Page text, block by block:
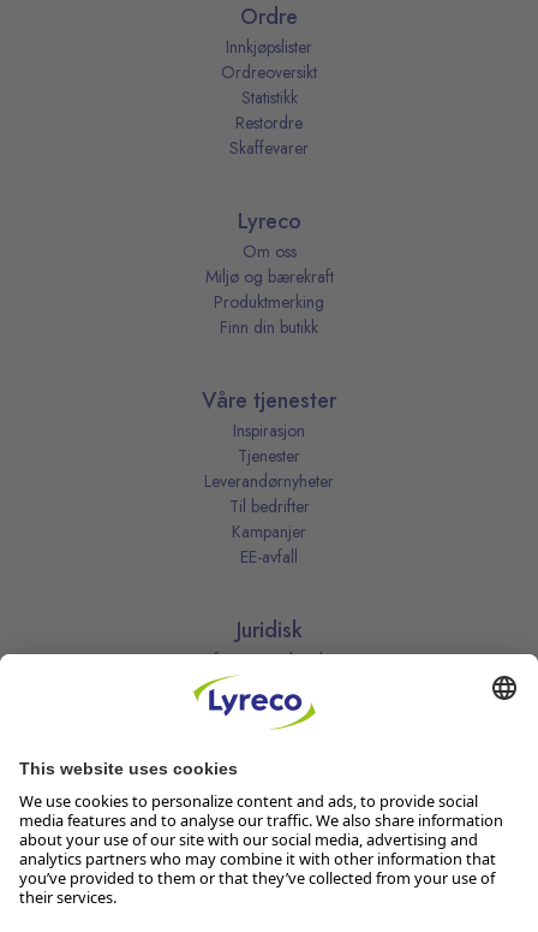
Ordre
Innkjøpslister
Ordreoversikt
Statistikk
Restordre
Skaffevarer
Lyreco
Om oss
Miljø og bærekraft
Produktmerking
Finn din butikk
Våre tjenester
Inspirasjon
Tjenester
Leverandørnyheter
Til bedrifter
Kampanjer
EE-avfall
Juridisk
Informasjonskapsler
Kjøpsbetingelser
Personvernerklæring
Vilkår
Vilkår for kundeklubben
Åpenhetsloven
Endre dine personvernsinnstillinger